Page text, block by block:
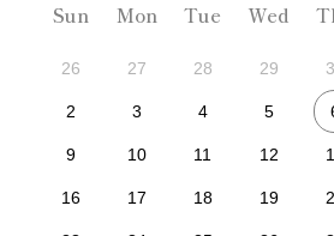
Sun Mon Tue Wed
26 27 28 29
2 3 4 5
9 10 11 12
16 17 18 19